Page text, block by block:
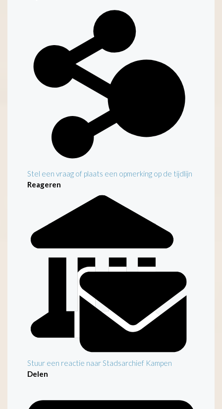
Stel een vraag of plaats een opmerking op de tijdlijn
Reageren
Stuur een reactie naar Stadsarchief Kampen
Delen